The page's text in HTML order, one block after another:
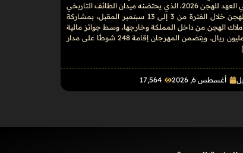
مهرجان ولي العهد للهجن 2026، الذي يحتضنه ميدان الطائف التاريخي
لسباقات الهجن خلال الفترة من 3 إلى 13 سبتمبر المقبل، بمشاركة
الهجن من داخل المملكة وخارجها، وسط جوائز مالية
تتجاوز 50 مليون ريال. ويتضمن المهرجان إقامة 248 شوطًا على مدار
أغسطس 6, 2026 17٬564